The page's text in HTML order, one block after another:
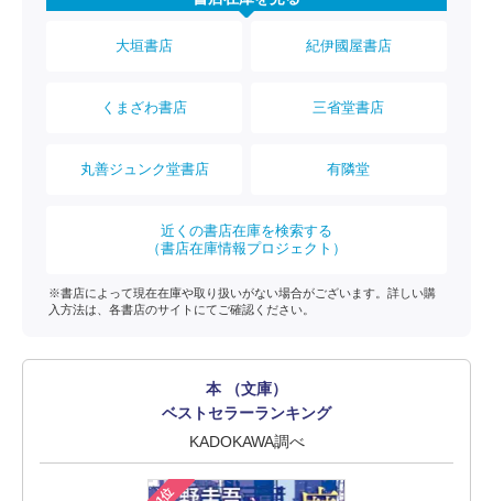
大垣書店 紀伊國屋書店
くまざわ書店 三省堂書店
丸善ジュンク堂書店 有隣堂
近くの書店在庫を検索する
（書店在庫情報プロジェクト）
※書店によって現在在庫や取り扱いがない場合がございます。詳しい購
入方法は、各書店のサイトにてご確認ください。
本 （文庫）
ベストセラーランキング
KADOKAWA調べ
1位